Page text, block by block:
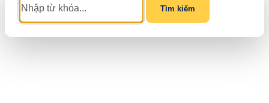
Tìm kiếm